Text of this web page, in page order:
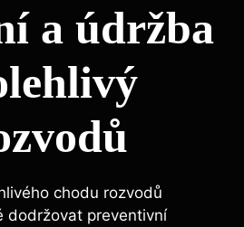
a údržba
chodu rozvodů
dodržovat preventivní